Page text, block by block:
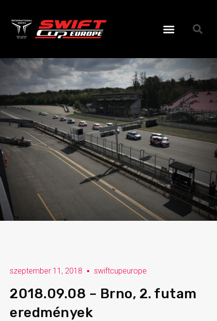
szeptember 11, 2018 swiftcupeurope
2018.09.08 – Brno, 2. futam
eredmények